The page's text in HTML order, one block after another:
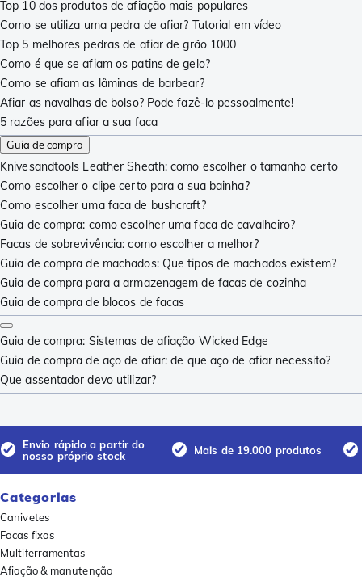
Top 10 dos produtos de afiação mais populares
Como se utiliza uma pedra de afiar? Tutorial em vídeo
Top 5 melhores pedras de afiar de grão 1000
Como é que se afiam os patins de gelo?
Como se afiam as lâminas de barbear?
Afiar as navalhas de bolso? Pode fazê-lo pessoalmente!
5 razões para afiar a sua faca
Guia de compra
Knivesandtools Leather Sheath: como escolher o tamanho certo
Como escolher o clipe certo para a sua bainha?
Como escolher uma faca de bushcraft?
Guia de compra: como escolher uma faca de cavalheiro?
Facas de sobrevivência: como escolher a melhor?
Guia de compra de machados: Que tipos de machados existem?
Guia de compra para a armazenagem de facas de cozinha
Guia de compra de blocos de facas
Guia de compra: Sistemas de afiação Wicked Edge
Guia de compra de aço de afiar: de que aço de afiar necessito?
Que assentador devo utilizar?
Envio rápido a partir do
nosso próprio stock
Mais de 19.000 produtos
Categorias
Canivetes
Facas fixas
Multiferramentas
Afiação & manutenção